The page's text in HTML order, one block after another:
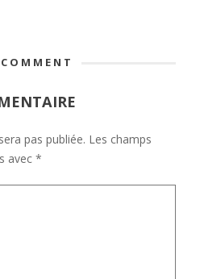
pas publiée. Les champs
avec *